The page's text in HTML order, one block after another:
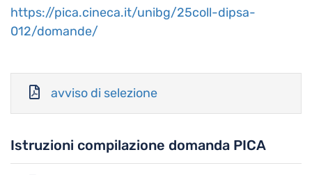
https://pica.cineca.it/unibg/25coll-dipsa-
012/domande/
avviso di selezione
Istruzioni compilazione domanda PICA